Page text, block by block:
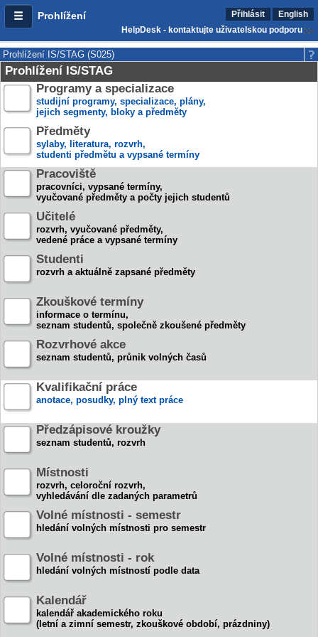
Prohlížení Přihlásit
English
HelpDesk - kontaktujte uživatelskou podporu
Prohlížení IS/STAG (S025)
Prohlížení IS/STAG
Programy a specializace
studijní programy, specializace, plány,
jejich segmenty, bloky a předměty
Předměty
sylaby, literatura, rozvrh,
studenti předmětu a vypsané termíny
Pracoviště
pracovníci, vypsané termíny,
vyučované předměty a počty jejich studentů
Učitelé
rozvrh, vyučované předměty,
vedené práce a vypsané termíny
Studenti
rozvrh a aktuálně zapsané předměty
Zkouškové termíny
informace o termínu,
seznam studentů, společně zkoušené předměty
Rozvrhové akce
seznam studentů, průnik volných časů
Kvalifikační práce
anotace, posudky, plný text práce
Předzápisové kroužky
seznam studentů, rozvrh
Místnosti
rozvrh, celoroční rozvrh,
vyhledávání dle zadaných parametrů
Volné místnosti - semestr
hledání volných místnosti pro semestr
Volné místnosti - rok
hledání volných místností podle data
Kalendář
kalendář akademického roku
(letní a zimní semestr, zkouškové období, prázdniny)